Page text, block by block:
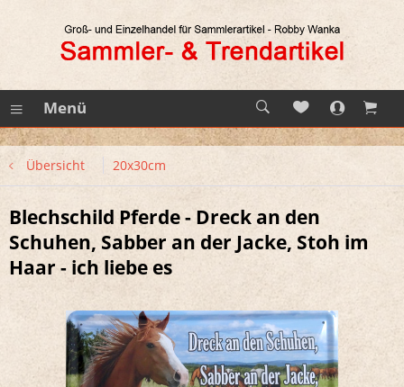
Menü
Übersicht 20x30cm
Blechschild Pferde - Dreck an den
Schuhen, Sabber an der Jacke, Stoh im
Haar - ich liebe es